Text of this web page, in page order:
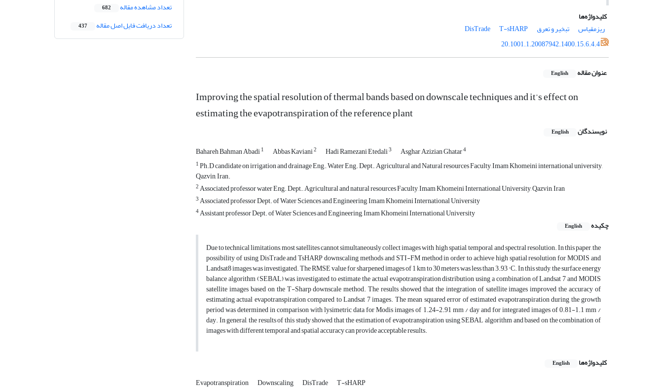
کلیدواژه‌ها
ریزمقیاس
تبخیر و تعرق DisTrade
T-sHARP
20.1001.1.20087942.1400.15.6.4.4
عنوان مقاله English
Improving the spatial resolution of thermal bands based on downscale techniques and it’s effect on
estimating the evapotranspiration of the reference plant
نویسندگان English
Bahareh Bahman Abadi1 Abbas Kaviani2 Hadi Ramezani Etedali3 Asghar Azizian Ghatar4
1Ph.D candidate on irrigation and drainage Eng., Water Eng. Dept., Agricultural and Natural resources Faculty, Imam Khomeini international university,
Qazvin, Iran.
2Associated professor water Eng. Dept., Agricultural and natural resources Faculty, Imam Khomeini International University, Qazvin, Iran
3Associated professor Dept. of Water Sciences and Engineering, Imam Khomeini International University
4Assistant professor Dept. of Water Sciences and Engineering, Imam Khomeini International University
چکیده
English
Due to technical limitations, most satellites cannot simultaneously collect images with high spatial, temporal, and spectral resolution. In this paper, the
possibility of using DisTrade and TsHARP downscaling methods and STI-FM method in order to achieve high spatial resolution for MODIS and
Landsat8 images was investigated. The RMSE value for sharpened images of 1 km to 30 meters was less than 3.93 ° C. In this study, the surface energy
balance algorithm (SEBAL) was investigated to estimate the actual evapotranspiration distribution using a combination of Landsat 7 and MODIS
satellite images based on the T-Sharp downscale method. The results showed that the integration of satellite images improved the accuracy of
estimating actual evapotranspiration compared to Landsat 7 images. The mean squared error of estimated evapotranspiration during the growth
period was determined in comparison with lysimetric data for Modis images of 1.24-2.91 mm / day and for integrated images of 0.81-1.1 mm /
day. In general, the results of this study showed that the estimation of evapotranspiration using SEBAL algorithm and based on the combination of
images with different temporal and spatial accuracy can provide acceptable results.
کلیدواژه‌ها English
Evapotranspiration Downscaling DisTrade T-sHARP
تعداد مشاهده مقاله 682
تعداد دریافت فایل اصل مقاله 437